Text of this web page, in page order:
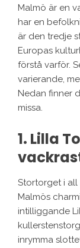
Malmö är en
har en
är den tredje
Europas
förstå varför.
varierande,
Nedan finner
missa.
1. Lilla
Stortorget i all
Malmös
intilliggande
inrymma